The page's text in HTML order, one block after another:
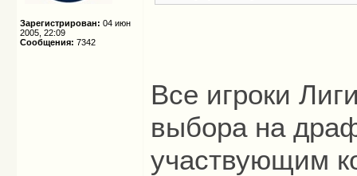
Зарегистрирован: 04 июн
2005, 22:09
Сообщения: 7342
Все игроки
выбора на
участвующим